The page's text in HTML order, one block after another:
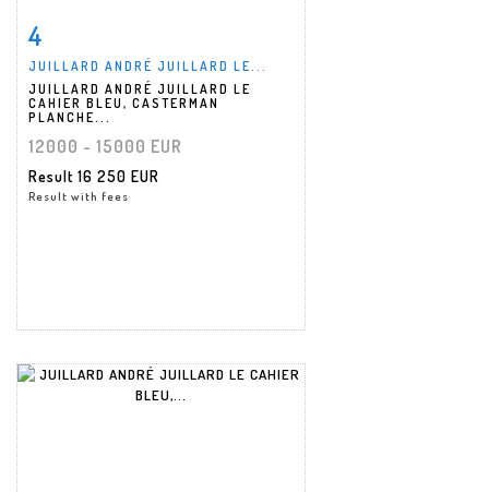
4
JUILLARD ANDRÉ JUILLARD LE...
JUILLARD ANDRÉ JUILLARD LE
CAHIER BLEU, CASTERMAN
PLANCHE...
12000 - 15000 EUR
Result 16 250 EUR
Result with fees